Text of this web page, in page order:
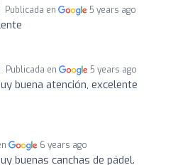
Publicada en 5 years ago
Publicada en 5 years ago
buena atención, excelente
6 years ago
buenas canchas de pádel.